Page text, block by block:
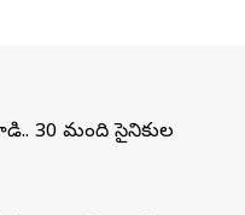
30 మంది సైనికుల